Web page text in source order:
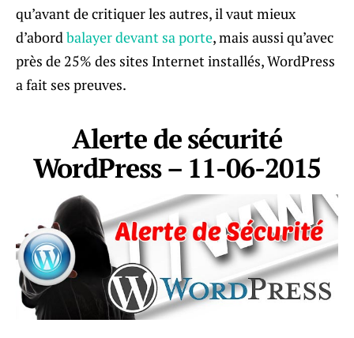
qu’avant de critiquer les autres, il vaut mieux
d’abordbalayer devant sa porte, mais aussi qu’avec
près de 25% des sites Internet installés, WordPress
a fait ses preuves.
Alerte de sécurité
WordPress – 11-06-2015